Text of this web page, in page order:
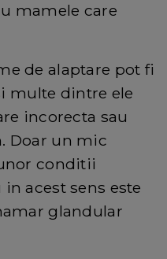
mamele care
de alaptare pot fi
multe dintre ele
incorecta sau
Doar un mic
conditii
acest sens este
glandular